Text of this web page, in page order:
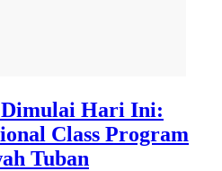
Dimulai Hari Ini:
Class Program
Tuban